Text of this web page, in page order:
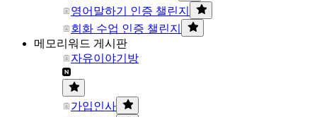
영어말하기 인증 챌린지
회화 수업 인증 챌린지
메모리워드 게시판
자유이야기방
가입인사